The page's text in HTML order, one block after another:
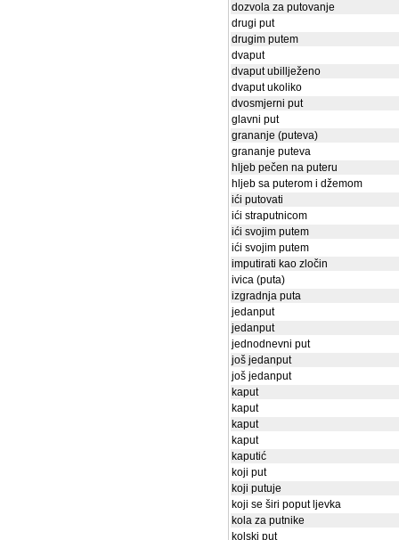
dozvola za putovanje
drugi put
drugim putem
dvaput
dvaput ubillježeno
dvaput ukoliko
dvosmjerni put
glavni put
grananje (puteva)
grananje puteva
hljeb pečen na puteru
hljeb sa puterom i džemom
ići putovati
ići straputnicom
ići svojim putem
ići svojim putem
imputirati kao zločin
ivica (puta)
izgradnja puta
jedanput
jedanput
jednodnevni put
još jedanput
još jedanput
kaput
kaput
kaput
kaput
kaputić
koji put
koji putuje
koji se širi poput ljevka
kola za putnike
kolski put